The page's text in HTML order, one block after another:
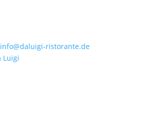
info@daluigi-ristorante.de